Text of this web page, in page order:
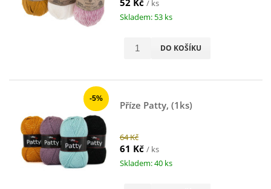
52 Kč / ks
Skladem: 53 ks
DO KOŠÍKU
-5%
Příze Patty, (1ks)
64 Kč
61 Kč / ks
Skladem: 40 ks